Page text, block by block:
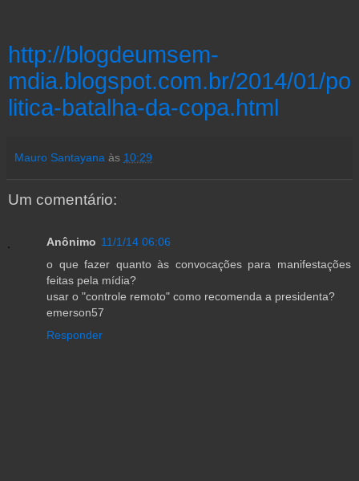
http://blogdeumsem-
mdia.blogspot.com.br/2014/01/po
litica-batalha-da-copa.html
Mauro Santayana às 10:29
Um comentário:
Anônimo 11/1/14 06:06
o que fazer quanto às convocações para manifestações
feitas pela mídia?
usar o "controle remoto" como recomenda a presidenta?
emerson57
Responder